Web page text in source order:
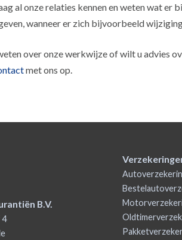
al onze relaties kennen en weten wat er
wanneer er zich bijvoorbeeld
over onze werkwijze of wilt u advies
met ons op.
B.V.
4